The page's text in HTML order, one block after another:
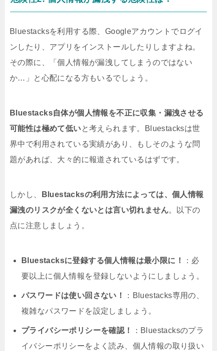
Bluestacksを利用する際、Googleアカウントでログイ
ンしたり、アプリをインストールしたりしますよね。
その際に、「個人情報が漏洩してしまうのではない
か…」と心配になる方もいるでしょう。
Bluestacks自体が個人情報を不正に収集・漏洩させる
可能性は極めて低いと考えられます。Bluestacksは世
界中で利用されている実績があり、もしそのような問
題があれば、大々的に報道されているはずです。
しかし、
Bluestacksの利用方法によっては、個人情報
漏洩のリスクが全くないとは言い切れません。以下の
点に注意しましょう。
Bluestacksに登録する個人情報は最小限に！
：必
要以上に個人情報を登録しないようにしましょう。
パスワードは使い回さない！
：Bluestacks専用の、
複雑なパスワードを設定しましょう。
プライバシーポリシーを確認！
：Bluestacksのプラ
イバシーポリシーをよく読み、個人情報の取り扱い